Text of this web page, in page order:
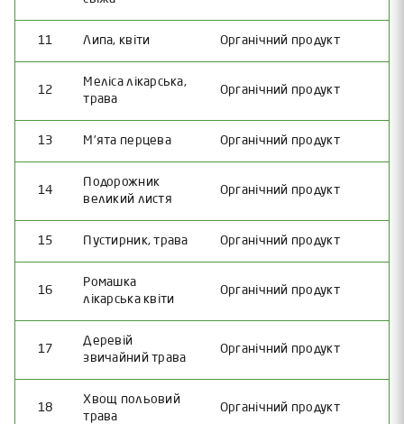
11 Липа, квіти Органічний продукт
12
Меліса лікарська,
трава
Органічний продукт
13 М’ята перцева Органічний продукт
14
Подорожник
великий листя
Органічний продукт
15 Пустирник, трава Органічний продукт
16
Ромашка
лікарська квіти
Органічний продукт
17
Деревій
звичайний трава
Органічний продукт
18
Хвощ польовий
трава
Органічний продукт